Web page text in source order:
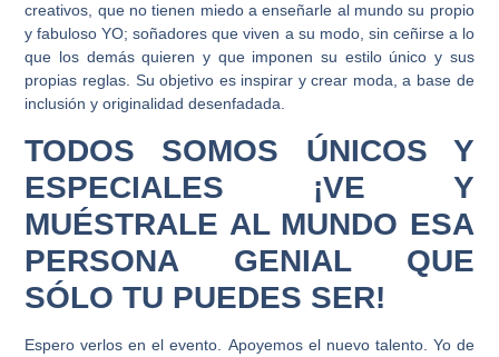
creativos, que no tienen miedo a enseñarle al mundo su propio
y fabuloso YO; soñadores que viven a su modo, sin ceñirse a lo
que los demás quieren y que imponen su estilo único y sus
propias reglas. Su objetivo es inspirar y crear moda, a base de
inclusión y originalidad desenfadada.
TODOS SOMOS ÚNICOS Y
ESPECIALES ¡VE Y
MUÉSTRALE AL MUNDO ESA
PERSONA GENIAL QUE
SÓLO TU PUEDES SER!
Espero verlos en el evento. Apoyemos el nuevo talento. Yo de